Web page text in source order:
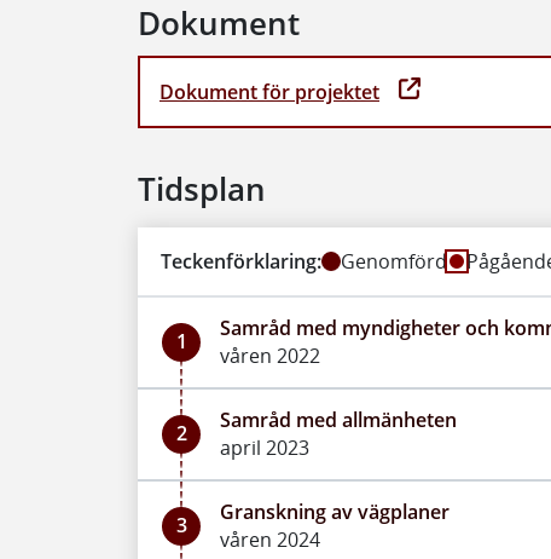
Dokument
Dokument för projektet
Tidsplan
Teckenförklaring: Genomförd
1
Samråd med myndigheter och
våren 2022
2
Samråd med allmänheten
april 2023
3
Granskning av vägplaner
våren 2024